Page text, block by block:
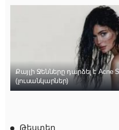
Քայլի Ջենները դարձել է Acne
(լուսանկարներ)
Թեստեր